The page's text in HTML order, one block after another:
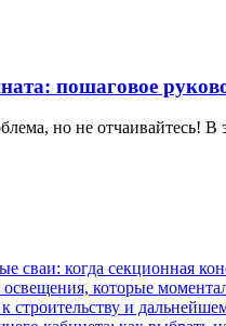
пошаговое
но не отчаивайтесь!
сваи: когда секционная
которые
строительству и